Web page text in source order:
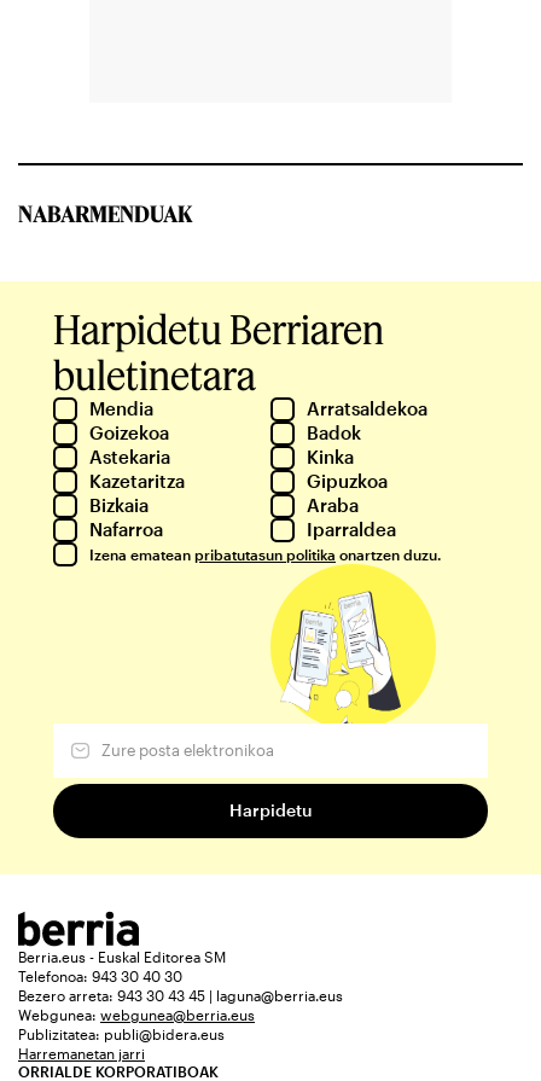
NABARMENDUAK
Harpidetu Berriaren
buletinetara
Mendia
Arratsaldekoa
Goizekoa
Badok
Astekaria
Kinka
Kazetaritza
Gipuzkoa
Bizkaia
Araba
Nafarroa
Iparraldea
Izena ematean pribatutasun politika onartzen duzu.
Berria.eus - Euskal Editorea SM
Telefonoa: 943 30 40 30
Bezero arreta: 943 30 43 45 | laguna@berria.eus
Webgunea: webgunea@berria.eus
Publizitatea: publi@bidera.eus
Harremanetan jarri
ORRIALDE KORPORATIBOAK